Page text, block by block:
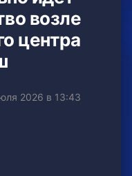
возле
центра
2026 в 13:43